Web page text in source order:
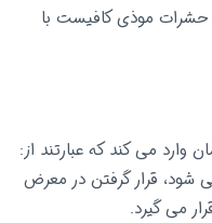
موذی کافیست با
می کند که عبارتند از:
شود، قرار گرفتن در معرض
می گیرد.